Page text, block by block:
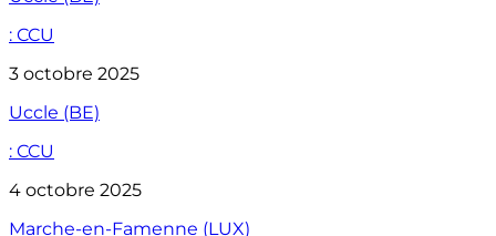
: CCU
3 octobre 2025
Uccle (BE)
: CCU
4 octobre 2025
Marche-en-Famenne (LUX)